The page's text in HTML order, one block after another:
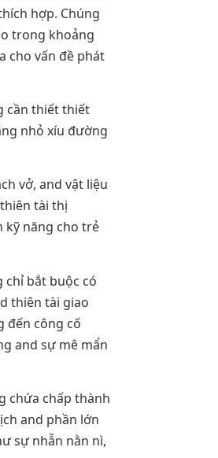
hợp. Chúng
trong khoảng
cho vấn đề phát
cần thiết thiết
nhỏ xíu đường
vở, and vật liệu
tài thị
kỹ năng cho trẻ
bắt buộc có
thiên tài giao
đến công cố
and sự mê mẩn
chứa chấp thành
and phần lớn
sự nhẫn nằn nì,